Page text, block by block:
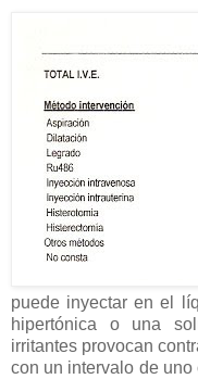
puede inyectar en el
hipertónica o una
irritantes provocan
con un intervalo de